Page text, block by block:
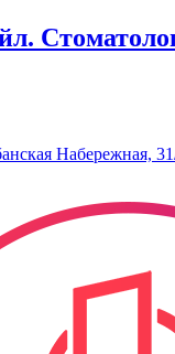
Набережная,